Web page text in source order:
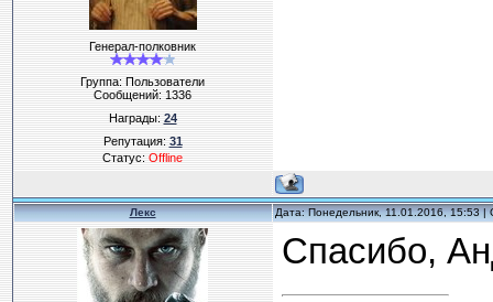
Генерал-полковник
Группа: Пользователи
Сообщений:1336
Награды:24
Репутация:31
Статус:Offline
Лекс Дата: Понедельник, 11.01.2016, 15:53
Спасибо,